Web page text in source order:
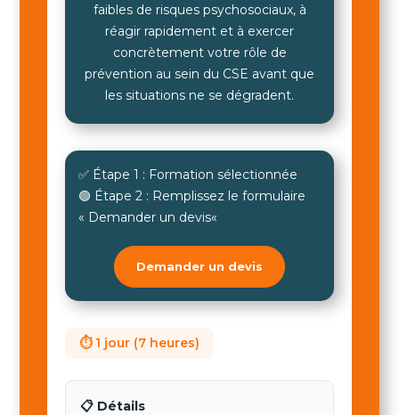
faibles de risques psychosociaux, à
réagir rapidement et à exercer
concrètement votre rôle de
prévention au sein du CSE avant que
les situations ne se dégradent.
✅ Étape 1 : Formation sélectionnée
🟢 Étape 2 : Remplissez le formulaire
« Demander un devis«
Demander un devis
⏱ 1 jour (7 heures)
📋 Détails